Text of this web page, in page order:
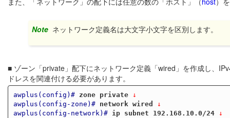
Note ネットワーク定義名は大文字小文字を区別します。
■ ゾーン「private」配下にネットワーク定義「wired」を作成し、
ドレスを関連付ける必要があります。
awplus(config)# zone private ↓
awplus(config-zone)#
network wired
↓
awplus(config-network)#
ip subnet 192.168.10.0/24 ↓